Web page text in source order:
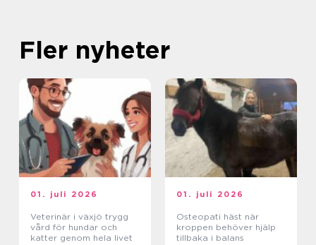
Fler nyheter
01. juli 2026
Veterinär i växjö trygg
vård för hundar och
katter genom hela livet
01. juli 2026
Osteopati häst när
kroppen behöver hjälp
tillbaka i balans